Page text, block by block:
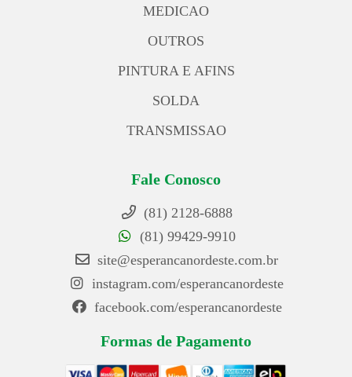
MEDICAO
OUTROS
PINTURA E AFINS
SOLDA
TRANSMISSAO
Fale Conosco
(81) 2128-6888
(81) 99429-9910
site@esperancanordeste.com.br
instagram.com/esperancanordeste
facebook.com/esperancanordeste
Formas de Pagamento